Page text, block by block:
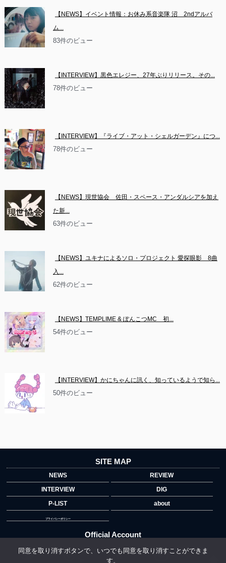
【NEWS】イベント情報：お休み系音楽隊 沼　2ndアルバ
ム...
83件のビュー
【INTERVIEW】黒色エレジー、27年ぶりリリース。その...
78件のビュー
【INTERVIEW】『ライブ・アット・シェルガーデン』につ...
78件のビュー
【NEWS】現世協会　佐田・スペース・アンダルシアを加え
た新...
63件のビュー
【NEWS】ユキナによるソロ・プロジェクト 愛探眼影　8曲
入...
62件のビュー
【NEWS】TEMPLIME & ぽんこつMC　初...
54件のビュー
【INTERVIEW】かにちゃんに訊く、知っているようで知ら...
50件のビュー
SITE MAP
NEWS
REVIEW
INTERVIEW
DIG
P-LIST
about
プライバシーポリシー
Official Account
同意を取り消すボタンで、いつでも同意を取り消すことができま
す。